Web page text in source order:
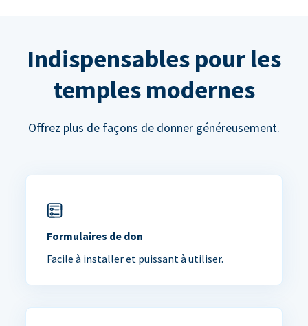
Indispensables pour les
temples modernes
Offrez plus de façons de donner généreusement.
Formulaires de don
Facile à installer et puissant à utiliser.